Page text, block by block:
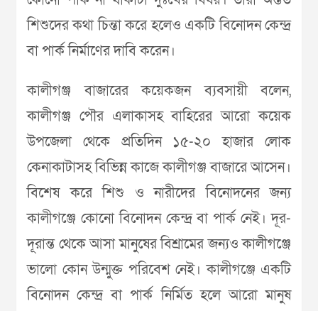
শিশুদের কথা চিন্তা করে হলেও একটি বিনোদন কেন্দ্র
বা পার্ক নির্মাণের দাবি করেন।
কালীগঞ্জ বাজারের কয়েকজন ব্যবসায়ী বলেন,
কালীগঞ্জ পৌর এলাকাসহ বাহিরের আরো কয়েক
উপজেলা থেকে প্রতিদিন ১৫-২০ হাজার লোক
কেনাকাটাসহ বিভিন্ন কাজে কালীগঞ্জ বাজারে আসেন।
বিশেষ করে শিশু ও নারীদের বিনোদনের জন্য
কালীগঞ্জে কোনো বিনোদন কেন্দ্র বা পার্ক নেই। দূর-
দূরান্ত থেকে আসা মানুষের বিশ্রামের জন্যও কালীগঞ্জে
ভালো কোন উন্মুক্ত পরিবেশ নেই। কালীগঞ্জে একটি
বিনোদন কেন্দ্র বা পার্ক নির্মিত হলে আরো মানুষ